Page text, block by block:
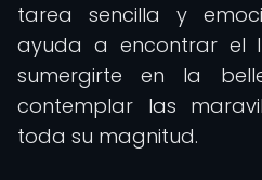
tarea sencilla y
ayuda a encontrar el
sumergirte en la
contemplar las
toda su magnitud.